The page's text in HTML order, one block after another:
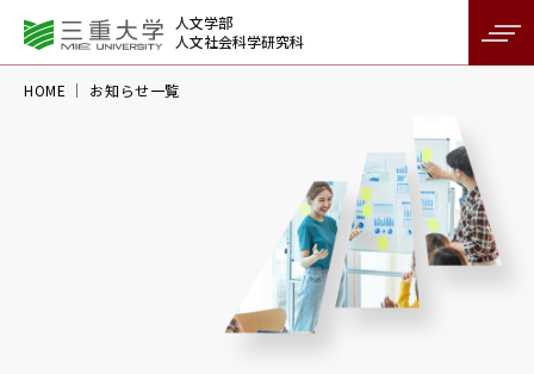
人文学部
人文社会科学研究科
HOME お知らせ一覧